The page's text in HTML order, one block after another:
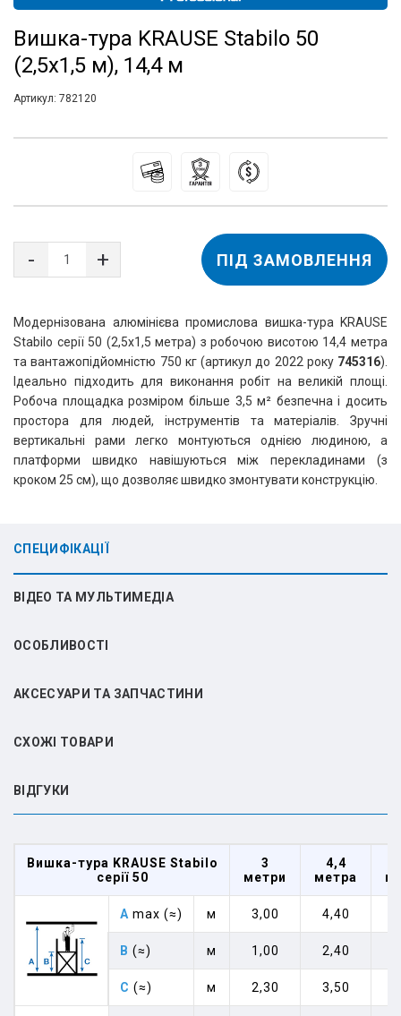
Вишка-тура KRAUSE Stabilo 50
(2,5х1,5 м), 14,4 м
Артикул: 782120
Модернізована алюмінієва промислова вишка-тура KRAUSE
Stabilo серії 50 (2,5х1,5 метра) з робочою висотою 14,4 метра
та вантажопідйомністю 750 кг (артикул до 2022 року 745316).
Ідеально підходить для виконання робіт на великій площі.
Робоча площадка розміром більше 3,5 м² безпечна і досить
простора для людей, інструментів та матеріалів. Зручні
вертикальні рами легко монтуються однією людиною, а
платформи швидко навішуються між перекладинами (з
кроком 25 см), що дозволяє швидко змонтувати конструкцію.
ПІД ЗАМОВЛЕННЯ
СПЕЦИФІКАЦІЇ
ВІДЕО ТА МУЛЬТИМЕДІА
ОСОБЛИВОСТІ
АКСЕСУАРИ ТА ЗАПЧАСТИНИ
СХОЖІ ТОВАРИ
ВIДГУКИ
Вишка-тура KRAUSE Stabilo
серії 50
3
метри
4,4
метра
A max (≈) м 3,00 4,40
B (≈) м 1,00 2,40
C (≈) м 2,30 3,50